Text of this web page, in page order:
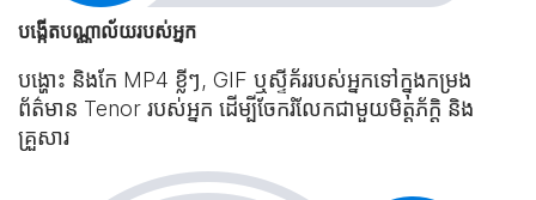
បង្កើតបណ្ណាល័យរបស់អ្នក
បង្ហោះ និងកែ MP4 ខ្លីៗ, GIF ឬស្ទីគ័ររបស់អ្នកទៅក្នុងកម្រង
ព័ត៌មាន Tenor របស់អ្នក ដើម្បីចែករំលែកជាមួយមិត្តភ័ក្ដិ និង
គ្រួសារ